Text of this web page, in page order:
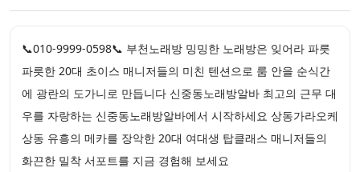
📞010-9999-0598📞 부천노래방 밍밍한 노래방은 잊어라 파릇
파릇한 20대 초이스 매니저들의 미친 텐션으로 룸 안을 순식간
에 광란의 도가니로 만듭니다 신중동노래방알바 최고의 근무 대
우를 자랑하는 신중동노래방알바에서 시작하세요 상동가라오케
상동 유흥의 메카를 장악한 20대 여대생 탑클래스 매니저들의
화끈한 밀착 서포트를 지금 경험해 보세요